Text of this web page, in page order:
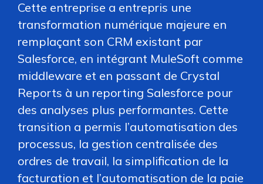
Cette entreprise a entrepris une
transformation numérique majeure en
remplaçant son CRM existant par
Salesforce, en intégrant MuleSoft comme
middleware et en passant de Crystal
Reports à un reporting Salesforce pour
des analyses plus performantes. Cette
transition a permis l’automatisation des
processus, la gestion centralisée des
ordres de travail, la simplification de la
facturation et l’automatisation de la paie